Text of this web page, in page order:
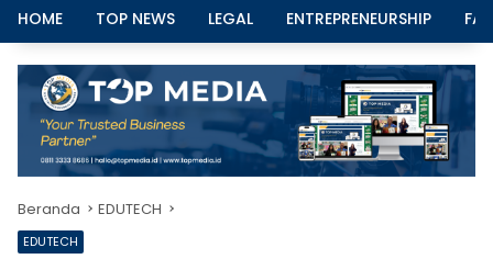
HOME TOP NEWS LEGAL ENTREPRENEURSHIP
Beranda EDUTECH
EDUTECH